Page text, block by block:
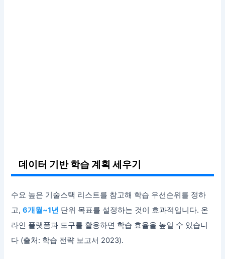
데이터 기반 학습 계획 세우기
수요 높은 기술스택 리스트를 참고해 학습 우선순위를 정하
고,6개월~1년 단위 목표를 설정하는 것이 효과적입니다. 온
라인 플랫폼과 도구를 활용하면 학습 효율을 높일 수 있습니
다 (출처: 학습 전략 보고서 2023).